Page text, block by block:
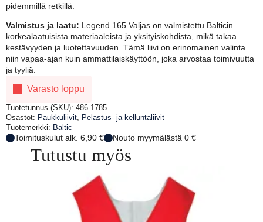
pidemmillä retkillä.
Valmistus ja laatu: Legend 165 Valjas on valmistettu Balticin
korkealaatuisista materiaaleista ja yksityiskohdista, mikä takaa
kestävyyden ja luotettavuuden. Tämä liivi on erinomainen valinta
niin vapaa-ajan kuin ammattilaiskäyttöön, joka arvostaa toimivuutta
ja tyyliä.
Varasto loppu
Tuotetunnus (SKU): 486-1785
Osastot: Paukkuliivit
Pelastus- ja kelluntaliivit
Tuotemerkki: Baltic
Toimituskulut alk. 6,90 € Nouto myymälästä 0 €
Tutustu myös